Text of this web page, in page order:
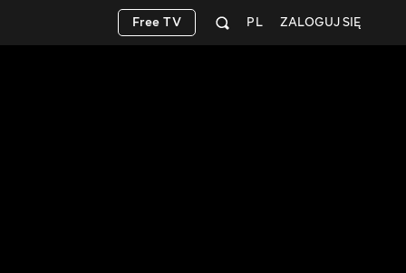
ZALOGUJ SIĘ
PL
Free TV